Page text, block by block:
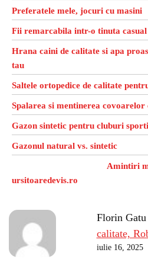
Preferatele mele, jocuri cu masini
Fii remarcabila intr-o tinuta casual
Hrana caini de calitate si apa
tau
Saltele ortopedice de calitate
Spalarea si mentinerea covoarelor
Gazon sintetic pentru cluburi
Gazonul natural vs. sintetic
Amintiri
ursitoaredevis.ro
Florin Gatu
calitate,
iulie 16, 2025